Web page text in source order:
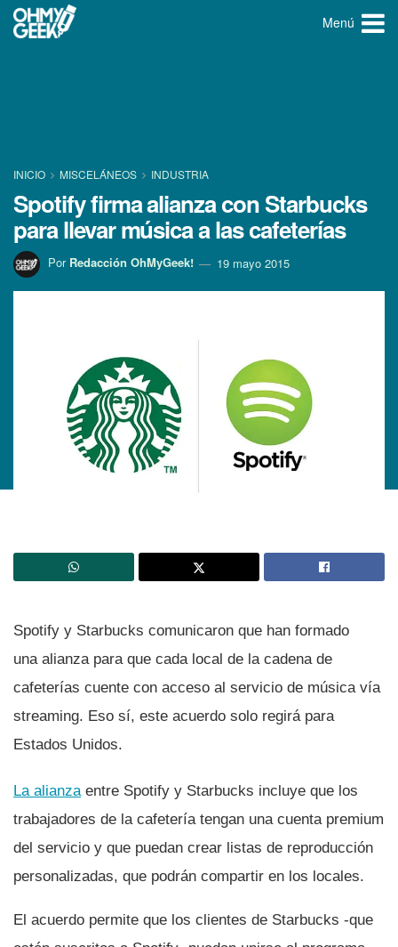
Menú
INICIO MISCELÁNEOS INDUSTRIA
Spotify firma alianza con Starbucks
para llevar música a las cafeterí­as
Por Redacción OhMyGeek! 19 mayo 2015
Spotify y Starbucks comunicaron que han formado
una alianza para que cada local de la cadena de
cafeterí­as cuente con acceso al servicio de música ví­a
streaming. Eso sí­, este acuerdo solo regirá para
Estados Unidos.
La alianzaentre Spotify y Starbucks incluye que los
trabajadores de la cafeterí­a tengan una cuenta premium
del servicio y que puedan crear listas de reproducción
personalizadas, que podrán compartir en los locales.
El acuerdo permite que los clientes de Starbucks -que